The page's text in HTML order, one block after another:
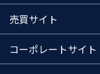
売買サイト
コーポレートサイト